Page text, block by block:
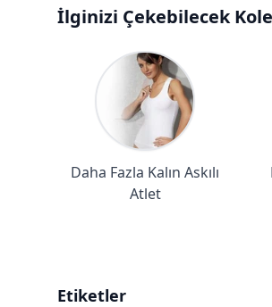
İlginizi Çekebilecek
Daha Fazla Kalın Askılı
Atlet
Etiketler